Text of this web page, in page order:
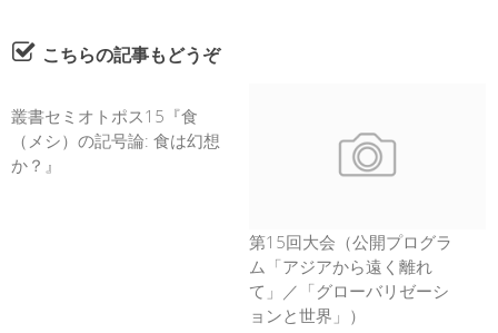
こちらの記事もどうぞ
叢書セミオトポス15『食
（メシ）の記号論: 食は幻想
か？』
第15回大会（公開プログラ
ム「アジアから遠く離れ
て」／「グローバリゼーシ
ョンと世界」）